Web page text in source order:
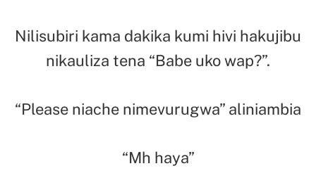
Nilisubiri kama dakika kumi hivi hakujibu
nikauliza tena “Babe uko wap?”.
“Please niache nimevurugwa” aliniambia
“Mh haya”